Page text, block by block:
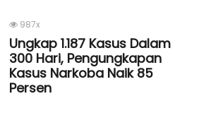
987x
Ungkap 1.187 Kasus Dalam
300 Hari, Pengungkapan
Kasus Narkoba Naik 85
Persen